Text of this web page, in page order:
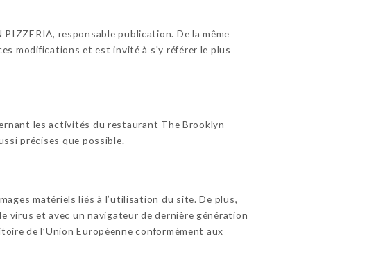
responsable publication. De la même
modifications et est invité à s'y référer le plus
les activités du restaurant The Brooklyn
précises que possible.
matériels liés à l’utilisation du site. De plus,
virus et avec un navigateur de dernière génération
de l’Union Européenne conformément aux